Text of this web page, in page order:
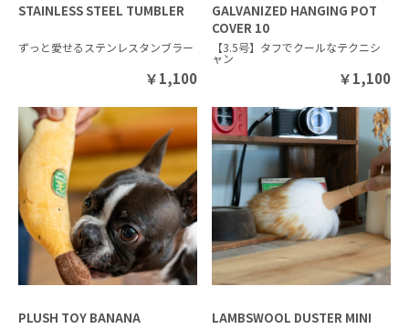
STAINLESS STEEL TUMBLER
ずっと愛せるステンレスタンブラー
￥1,100
GALVANIZED HANGING POT
COVER 10
【3.5号】タフでクールなテクニシ
ャン
￥1,100
PLUSH TOY BANANA LAMBSWOOL DUSTER MINI